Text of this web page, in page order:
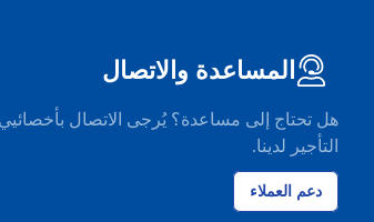
المساعدة والاتصال
هل تحتاج إلى مساعدة؟ يُرجى الاتصال بأخصائيي
التأجير لدينا.
دعم العملاء